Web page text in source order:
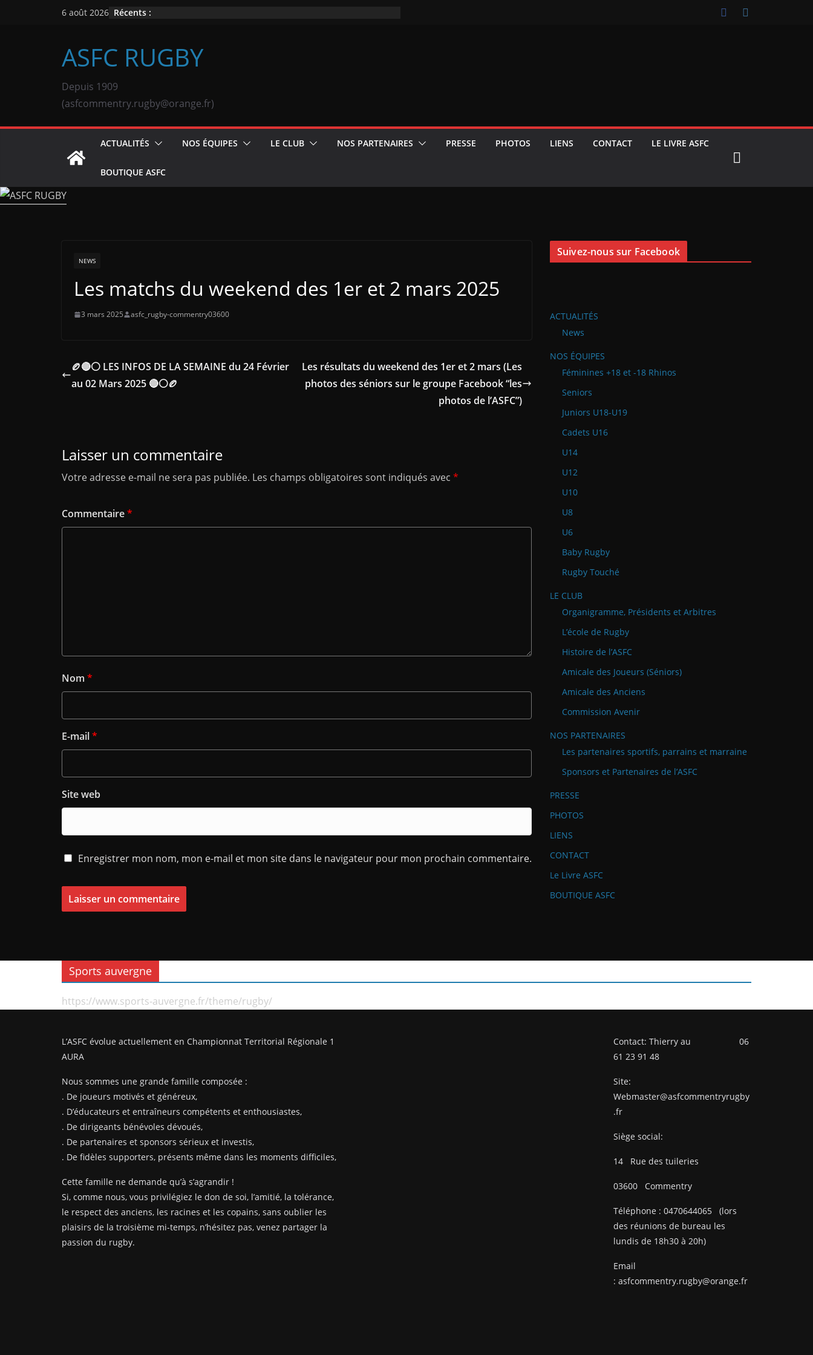
6 août 2026 Récents :
ASFC RUGBY
Depuis 1909
(asfcommentry.rugby@orange.fr)
ACTUALITÉS NOS ÉQUIPES LE CLUB NOS PARTENAIRES PRESSE PHOTOS LIENS CONTACT LE LIVRE ASFC
BOUTIQUE ASFC
NEWS
Les matchs du weekend des 1er et 2 mars 2025
3 mars 2025 asfc_rugby-commentry03600
🏉🔴⚪ LES INFOS DE LA SEMAINE du 24 Février
au 02 Mars 2025 🔴⚪🏉
Les résultats du weekend des 1er et 2 mars (Les
photos des séniors sur le groupe Facebook “les
photos de l’ASFC”)
Laisser un commentaire
Votre adresse e-mail ne sera pas publiée. Les champs obligatoires sont indiqués avec *
Commentaire*
Nom *
E-mail*
Site web
Enregistrer mon nom, mon e-mail et mon site dans le navigateur pour mon prochain commentaire.
Suivez-nous sur Facebook
ACTUALITÉS
News
NOS ÉQUIPES
Féminines +18 et -18 Rhinos
Seniors
Juniors U18-U19
Cadets U16
U14
U12
U10
U8
U6
Baby Rugby
Rugby Touché
LE CLUB
Organigramme, Présidents et Arbitres
L’école de Rugby
Histoire de l’ASFC
Amicale des Joueurs (Séniors)
Amicale des Anciens
Commission Avenir
NOS PARTENAIRES
Les partenaires sportifs, parrains et marraine
Sponsors et Partenaires de l’ASFC
PRESSE
PHOTOS
LIENS
CONTACT
Le Livre ASFC
BOUTIQUE ASFC
Sports auvergne
https://www.sports-auvergne.fr/theme/rugby/
L’ASFC évolue actuellement en Championnat Territorial Régionale 1
AURA
Nous sommes une grande famille composée :
. De joueurs motivés et généreux,
. D’éducateurs et entraîneurs compétents et enthousiastes,
. De dirigeants bénévoles dévoués,
. De partenaires et sponsors sérieux et investis,
. De fidèles supporters, présents même dans les moments difficiles,
Cette famille ne demande qu’à s’agrandir !
Si, comme nous, vous privilégiez le don de soi, l’amitié, la tolérance,
le respect des anciens, les racines et les copains, sans oublier les
plaisirs de la troisième mi-temps, n’hésitez pas, venez partager la
passion du rugby.
Contact: Thierry au 06
61 23 91 48
Site:
Webmaster@asfcommentryrugby
.fr
Siège social:
14 Rue des tuileries
03600 Commentry
Téléphone : 0470644065
(lors
des réunions de bureau les
lundis de 18h30 à 20h)
Email
: asfcommentry.rugby@orange.fr